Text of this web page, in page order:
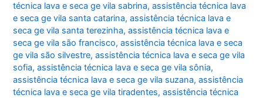
técnica lava e seca ge vila sabrina,assistência técnica lava
e seca ge vila santa catarina,assistência técnica lava e
seca ge vila santa terezinha,assistência técnica lava e
seca ge vila são francisco,assistência técnica lava e seca
ge vila são silvestre,assistência técnica lava e seca ge vila
sofia,assistência técnica lava e seca ge vila sônia,
assistência técnica lava e seca ge vila suzana,assistência
técnica lava e seca ge vila tiradentes,assistência técnica